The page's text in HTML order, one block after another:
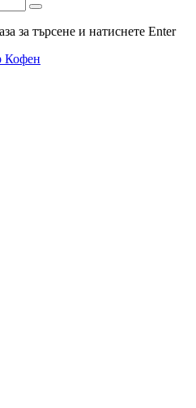
за търсене и натиснете Enter
Кофeн